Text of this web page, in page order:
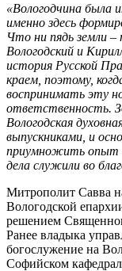
«Вологодчина была
именно здесь
Что ни пядь земли
Вологодский и
история Русской
краем, поэтому,
воспринимать эту
ответственность.
Вологодская
выпускниками, и
приумножить опыт
дела служили во
Митрополит Савва
Вологодской
решением
Ранее владыка
богослужение на
Софийском